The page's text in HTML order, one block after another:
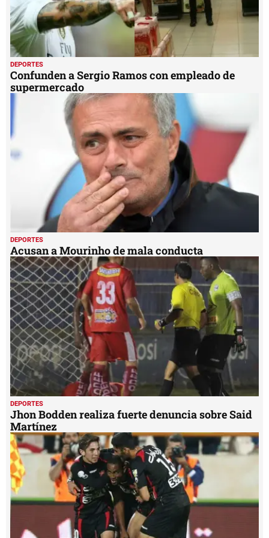
DEPORTES
Confunden a Sergio Ramos con empleado de
supermercado
DEPORTES
Acusan a Mourinho de mala conducta
DEPORTES
Jhon Bodden realiza fuerte denuncia sobre Said
Martínez